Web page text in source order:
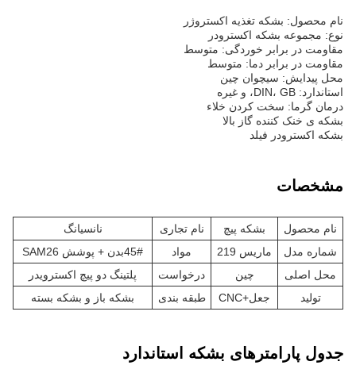
نام محصول: بشکه تغذیه اکستروژر
نوع: مجموعه بشکه اکسترودر
مقاومت در برابر خوردگی: متوسط
مقاومت در برابر دما: متوسط
محل پیدایش: سیچوان چین
استاندارد: DIN، GB، و غیره
درمان گرما: سخت کردن خلاء
بشکه ی خنک کننده گاز بالا
بشکه اکسترودر فیلد
مشخصات
نام محصول بشکه پیچ نام تجاری
نانسیانگ
شماره مدل
ماريس 219 مواد
45#بدن + پوشش SAM26
محل اصلی
چین درخواست
پلتینگ دو پیچ اکسترویدر
تولید
جعل+CNC طبقه بندی بشکه باز و بشکه بسته
جدول پارامترهای بشکه استاندارد